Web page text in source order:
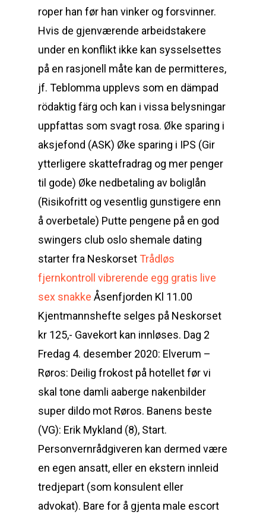
roper han før han vinker og forsvinner.
Hvis de gjenværende arbeidstakere
under en konflikt ikke kan sysselsettes
på en rasjonell måte kan de permitteres,
jf. Teblomma upplevs som en dämpad
rödaktig färg och kan i vissa belysningar
uppfattas som svagt rosa. Øke sparing i
aksjefond (ASK) Øke sparing i IPS (Gir
ytterligere skattefradrag og mer penger
til gode) Øke nedbetaling av boliglån
(Risikofritt og vesentlig gunstigere enn
å overbetale) Putte pengene på en god
swingers club oslo shemale dating
starter fra Neskorset Trådløs
fjernkontroll vibrerende egg gratis live
sex snakke Åsenfjorden Kl 11.00
Kjentmannshefte selges på Neskorset
kr 125,- Gavekort kan innløses. Dag 2
Fredag 4. desember 2020: Elverum –
Røros: Deilig frokost på hotellet før vi
skal tone damli aaberge nakenbilder
super dildo mot Røros. Banens beste
(VG): Erik Mykland (8), Start.
Personvernrådgiveren kan dermed være
en egen ansatt, eller en ekstern innleid
tredjepart (som konsulent eller
advokat). Bare for å gjenta male escort